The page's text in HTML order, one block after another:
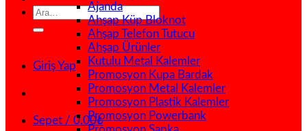
Ara:
Giriş Yap
Sepet / 0.00₺
Ajanda
Ahşap Küp Bloknot
Ahşap Telefon Tutucu
Ahşap Ürünler
Kutulu Metal Kalemler
Promosyon Kupa Bardak
Promosyon Metal Kalemler
Promosyon Plastik Kalemler
Promosyon Powerbank